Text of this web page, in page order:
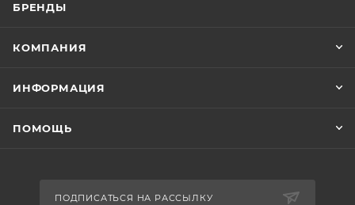
БРЕНДЫ
КОМПАНИЯ
ИНФОРМАЦИЯ
ПОМОЩЬ
ПОДПИСАТЬСЯ НА РАССЫЛКУ